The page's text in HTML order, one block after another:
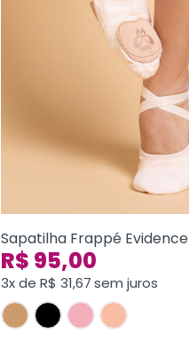
Sapatilha Frappé Evidence
R$ 95,00
3x de R$ 31,67sem juros